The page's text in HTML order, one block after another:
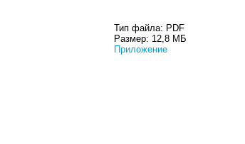
Тип файла: PDF
Размер: 12,8 МБ
Приложение